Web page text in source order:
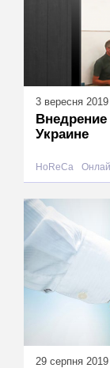
3 вересня 2019
Украине
HoReCa
29 серпня 2019